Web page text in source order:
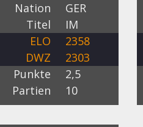
Nation
GER
Titel
IM
ELO
2358
DWZ
2303
Punkte
2,5
Partien
10